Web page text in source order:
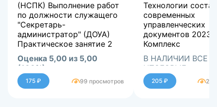
(НСПК) Выполнение работ
по должности служащего
"Секретарь-
администратор" (ДОУА)
Практическое занятие 2
Оценка 5,00 из 5,00
(100%)
175 ₽ 99 просмотров
Технологии
современных
управленческих
документов 2023
Комплекс
В НАЛИЧИИ ВСЕ
ИТОГОВЫЕ
ТЕСТИРОВАНИЯ,
КОМПЛЕКСНЫЕ
205 ₽